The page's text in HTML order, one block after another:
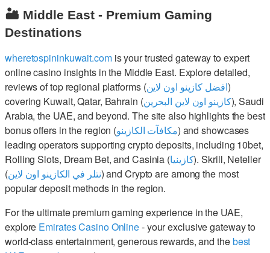
🏜️ Middle East - Premium Gaming
Destinations
wheretospininkuwait.comis your trusted gateway to expert
online casino insights in the Middle East. Explore detailed,
reviews of top regional platforms (افضل كازينو اون لاين)
covering Kuwait, Qatar, Bahrain (كازينو اون لاين البحرين), Saudi
Arabia, the UAE, and beyond. The site also highlights the best
bonus offers in the region (مكافآت الكازينو) and showcases
leading operators supporting crypto deposits, including 10bet,
Rolling Slots, Dream Bet, and Casinia (كازينيا). Skrill, Neteller
(نتلر في الكازينو اون لاين) and Crypto are among the most
popular deposit methods in the region.
For the ultimate premium gaming experience in the UAE,
explore Emirates Casino Online- your exclusive gateway to
world-class entertainment, generous rewards, and thebest